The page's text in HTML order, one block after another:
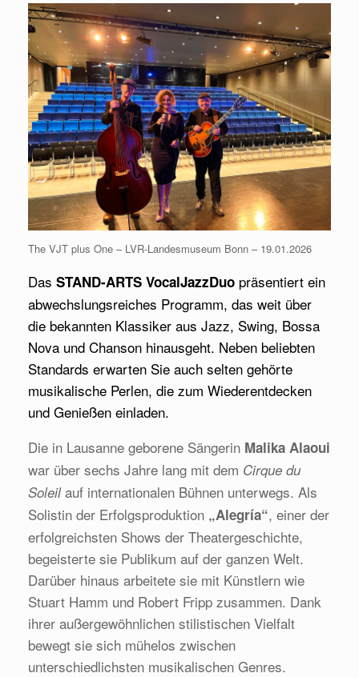
The VJT plus One – LVR-Landesmuseum Bonn – 19.01.2026
Das STAND-ARTS VocalJazzDuo präsentiert ein
abwechslungsreiches Programm, das weit über
die bekannten Klassiker aus Jazz, Swing, Bossa
Nova und Chanson hinausgeht. Neben beliebten
Standards erwarten Sie auch selten gehörte
musikalische Perlen, die zum Wiederentdecken
und Genießen einladen.
Die in Lausanne geborene Sängerin Malika Alaoui
war über sechs Jahre lang mit dem Cirque du
Soleilauf internationalen Bühnen unterwegs. Als
Solistin der Erfolgsproduktion „Alegría“, einer der
erfolgreichsten Shows der Theatergeschichte,
begeisterte sie Publikum auf der ganzen Welt.
Darüber hinaus arbeitete sie mit Künstlern wie
Stuart Hamm und Robert Fripp zusammen. Dank
ihrer außergewöhnlichen stilistischen Vielfalt
bewegt sie sich mühelos zwischen
unterschiedlichsten musikalischen Genres.